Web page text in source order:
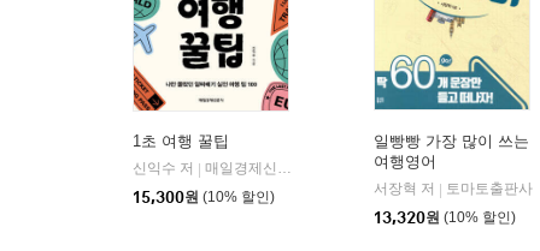
1초 여행 꿀팁
신익수 저
매일경제신문사
15,300원 (10% 할인)
일빵빵 가장 많이 쓰는
여행영어
서장혁 저
토마토출판사
13,320원 (10% 할인)